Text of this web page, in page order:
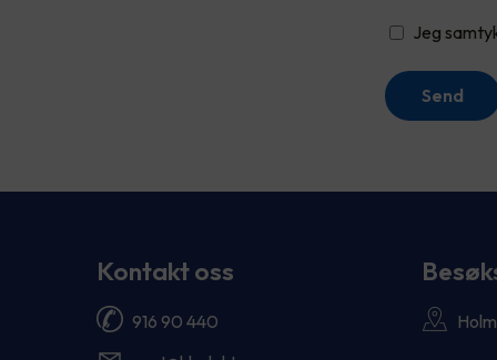
Jeg
Send
Kontakt oss
916 90 440